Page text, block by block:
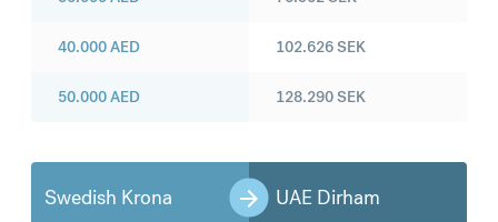
40.000AED
50.000AED
102.626SEK
128.290SEK
Swedish Krona UAE Dirham